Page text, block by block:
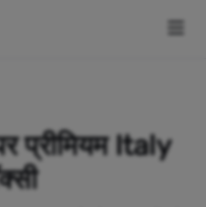
प्रीमियम Italy